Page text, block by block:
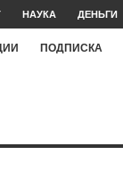
НАУКА ДЕНЬГИ
ПОДПИСКА